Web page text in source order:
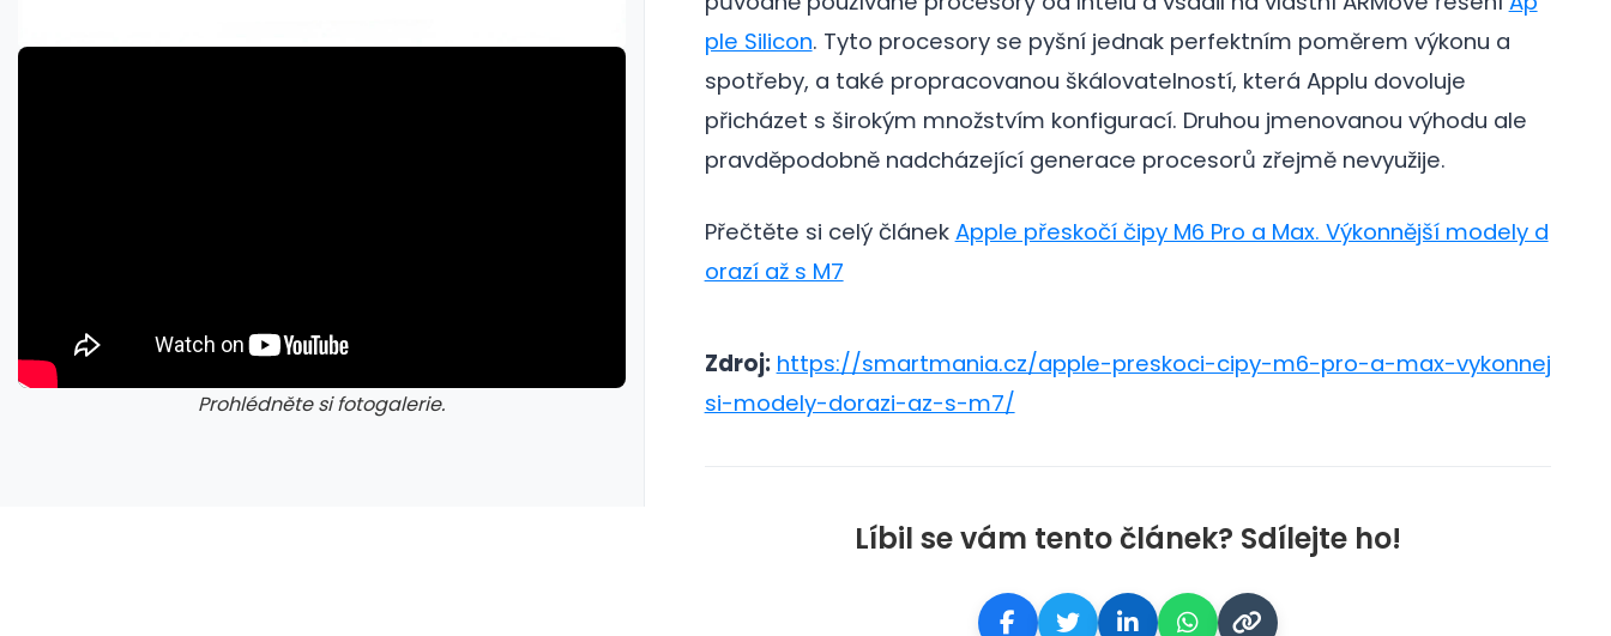
Prohlédněte si fotogalerie.
ple Silicon. Tyto procesory se pyšní jednak perfektním poměrem výkonu a
spotřeby, a také propracovanou škálovatelností, která Applu dovoluje
přicházet s širokým množstvím konfigurací. Druhou jmenovanou výhodu ale
pravděpodobně nadcházející generace procesorů zřejmě nevyužije.
Přečtěte si celý článek Apple přeskočí čipy M6 Pro a Max. Výkonnější modely d
orazí až s M7
Zdroj: https://smartmania.cz/apple-preskoci-cipy-m6-pro-a-max-vykonnej
si-modely-dorazi-az-s-m7/
Líbil se vám tento článek? Sdílejte ho!